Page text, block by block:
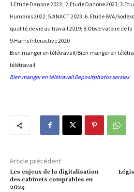
1.Etude Danone 2023; 2.Etude Danone 2023;
Humanis 2022; 5.ANACT 2023; 6. Etude BVA/
qualité de vie au travail 2019; 8.Observatoire de
9.Harris Interactive 2020
Bien manger en télétravail/Bien manger en
télétravail
Bien manger en télétravail Depositphotos seralex
Article précédent
Les enjeux de la digitalisation
des cabinets comptables en
2024